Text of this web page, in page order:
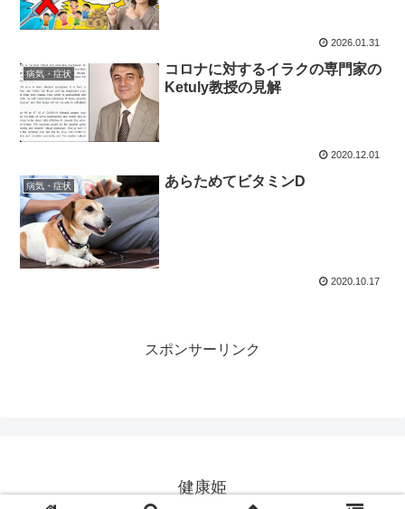
2026.01.31
病気・症状
コロナに対するイラクの専門家の
Ketuly教授の見解
2020.12.01
病気・症状 あらためてビタミンD
2020.10.17
スポンサーリンク
健康姫